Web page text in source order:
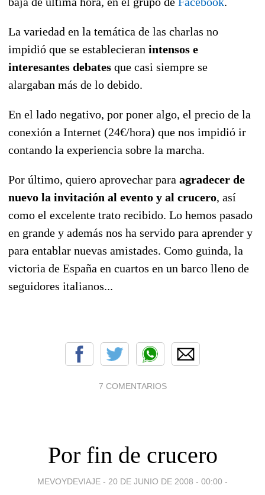
La variedad en la temática de las charlas no
impidió que se establecieran intensos e
interesantes debates que casi siempre se
alargaban más de lo debido.
En el lado negativo, por poner algo, el precio de la
conexión a Internet (24€/hora) que nos impidió ir
contando la experiencia sobre la marcha.
Por último, quiero aprovechar para agradecer de
nuevo la invitación al evento y al crucero, así
como el excelente trato recibido. Lo hemos pasado
en grande y además nos ha servido para aprender y
para entablar nuevas amistades. Como guinda, la
victoria de España en cuartos en un barco lleno de
seguidores italianos...
7 COMENTARIOS
Por fin de crucero
MEVOYDEVIAJE - 20 DE JUNIO DE 2008 - 00:00 -